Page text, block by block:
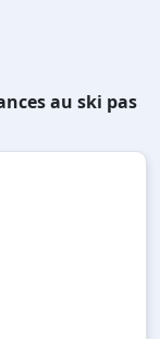
au ski pas